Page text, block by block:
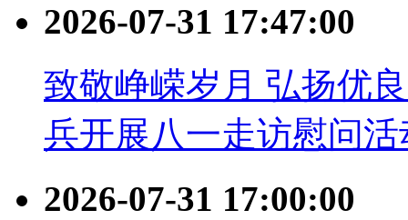
2026-07-31 17:47:00
致敬峥嵘岁月 弘扬优
兵开展八一走访慰问活
2026-07-31 17:00:00